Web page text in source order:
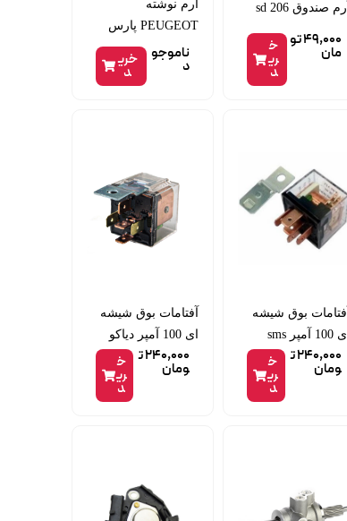
آرم صندوق 206 sd
49,000تو
مان خ
ری
د
آرم نوشته
PEUGEOT پارس
ناموجو
د خری
د
آفتامات بوق شیشه
ای 100 آمپر sms
240,000ت
ومان خ
ری
د
آفتامات بوق شیشه
ای 100 آمپر دیاکو
240,000ت
ومان خ
ری
د